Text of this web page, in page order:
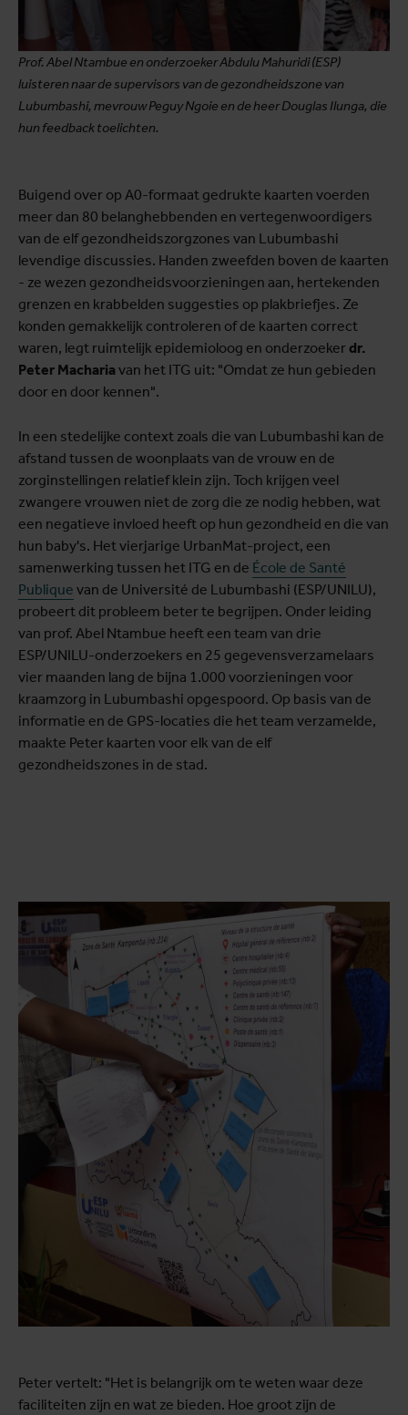
Prof. Abel Ntambue en onderzoeker Abdulu Mahuridi (ESP)
luisteren naar de supervisors van de gezondheidszone van
Lubumbashi, mevrouw Peguy Ngoie en de heer Douglas Ilunga, die
hun feedback toelichten.
Buigend over op A0-formaat gedrukte kaarten voerden
meer dan 80 belanghebbenden en vertegenwoordigers
van de elf gezondheidszorgzones van Lubumbashi
levendige discussies. Handen zweefden boven de kaarten
- ze wezen gezondheidsvoorzieningen aan, hertekenden
grenzen en krabbelden suggesties op plakbriefjes. Ze
konden gemakkelijk controleren of de kaarten correct
waren, legt ruimtelijk epidemioloog en onderzoekerdr.
Peter Machariavan het ITG uit: "Omdat ze hun gebieden
door en door kennen".
In een stedelijke context zoals die van Lubumbashi kan de
afstand tussen de woonplaats van de vrouw en de
zorginstellingen relatief klein zijn. Toch krijgen veel
zwangere vrouwen niet de zorg die ze nodig hebben, wat
een negatieve invloed heeft op hun gezondheid en die van
hun baby's. Het vierjarige UrbanMat-project, een
samenwerking tussen het ITG en de École de Santé
Publique van de Université de Lubumbashi (ESP/UNILU),
probeert dit probleem beter te begrijpen. Onder leiding
van prof. Abel Ntambue heeft een team van drie
ESP/UNILU-onderzoekers en 25 gegevensverzamelaars
vier maanden lang de bijna 1.000 voorzieningen voor
kraamzorg in Lubumbashi opgespoord. Op basis van de
informatie en de GPS-locaties die het team verzamelde,
maakte Peter kaarten voor elk van de elf
gezondheidszones in de stad.
Peter vertelt: "Het is belangrijk om te weten waar deze
faciliteiten zijn en wat ze bieden. Hoe groot zijn de